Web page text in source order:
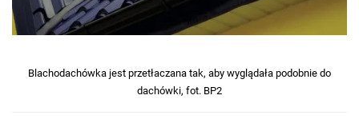
Blachodachówka jest przetłaczana tak, aby wyglądała podobnie do
dachówki, fot. BP2